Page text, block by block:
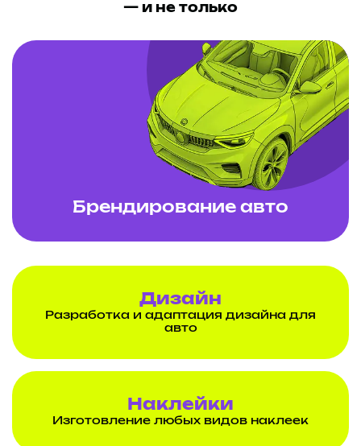
— и не только
Брендирование авто
Дизайн
Разработка и адаптация дизайна для
авто
Наклейки
Изготовление любых видов наклеек